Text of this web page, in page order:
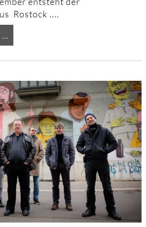
Rostock ....
…
Rostock
"Der
(AT)